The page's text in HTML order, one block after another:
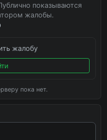
показываются
жалобы.
жалобу
пока нет.